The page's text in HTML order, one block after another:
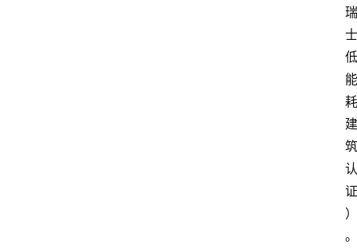
瑞
士
低
能
耗
建
筑
认
证
）
。